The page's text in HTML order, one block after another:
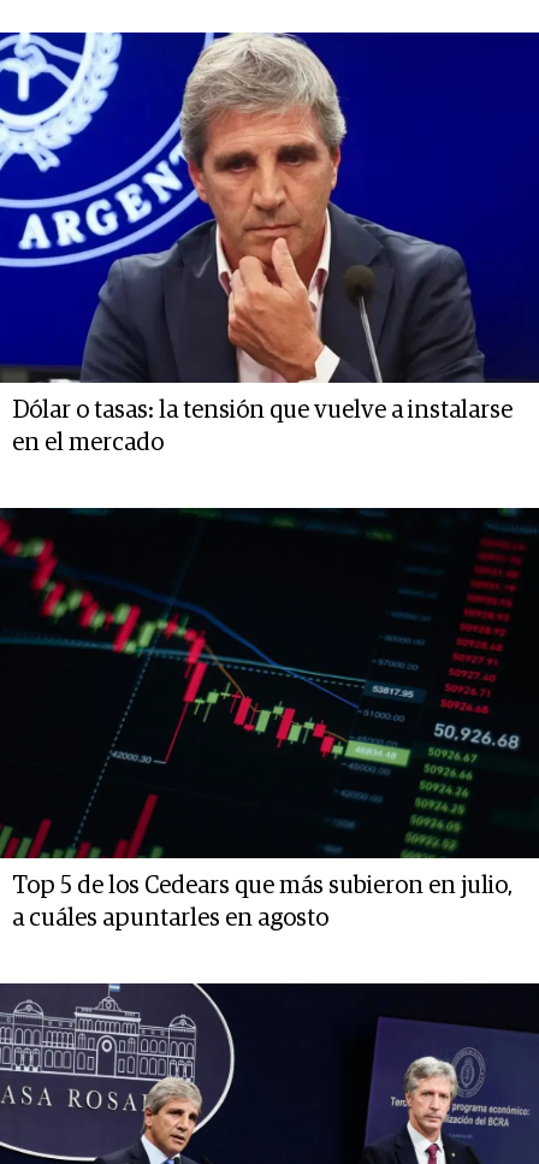
Dólar o tasas: la tensión que vuelve a instalarse
en el mercado
Top 5 de los Cedears que más subieron en julio,
a cuáles apuntarles en agosto